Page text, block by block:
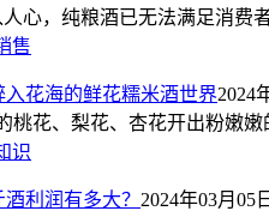
心，纯粮酒已无法满足消费
售
花海的鲜花糯米酒世界2024
桃花、梨花、杏花开出粉嫩
识
利润有多大？ 2024年03月05